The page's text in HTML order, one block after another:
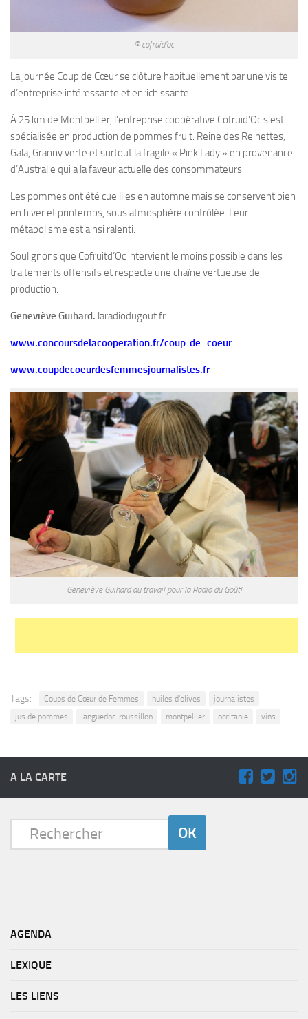
© cofruid’oc
La journée Coup de Cœur se clôture habituellement par une visite
d’entreprise intéressante et enrichissante.
À 25 km de Montpellier, l’entreprise coopérative Cofruid’Oc s’est
spécialisée en production de pommes fruit. Reine des Reinettes,
Gala, Granny verte et surtout la fragile « Pink Lady » en provenance
d’Australie qui a la faveur actuelle des consommateurs.
Les pommes ont été cueillies en automne mais se conservent bien
en hiver et printemps, sous atmosphère contrôlée. Leur
métabolisme est ainsi ralenti.
Soulignons que Cofruitd’Oc intervient le moins possible dans les
traitements offensifs et respecte une chaîne vertueuse de
production.
Geneviève Guihard. laradiodugout.fr
www.concoursdelacooperation.fr/coup-de- coeur
www.coupdecoeurdesfemmesjournalistes.fr
Geneviève Guihard au travail pour la Radio du Goût!
Tags: Coups de Cœur de Femmes huiles d'olives
journalistes
jus de pommes
languedoc-roussillon montpellier occitanie vins
A LA CARTE
AGENDA
LEXIQUE
LES LIENS